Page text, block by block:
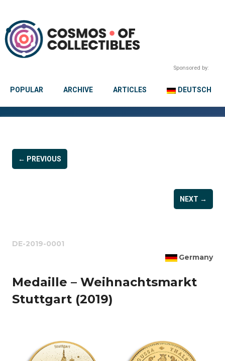
Sponsored by:
POPULAR ARCHIVE ARTICLES DEUTSCH
← PREVIOUS
NEXT →
DE-2019-0001
Germany
Medaille – Weihnachtsmarkt
Stuttgart (2019)